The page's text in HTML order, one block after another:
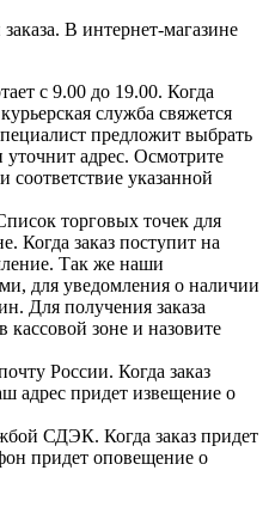
В интернет-магазине
с 9.00 до 19.00. Когда
служба свяжется
предложит выбрать
уточнит адрес. Осмотрите
соответствие указанной
торговых точек для
Когда заказ поступит на
Так же наши
для уведомления о наличии
Для получения заказа
кассовой зоне и назовите
России. Когда заказ
адрес придет извещение о
СДЭК. Когда заказ придет
придет оповещение о